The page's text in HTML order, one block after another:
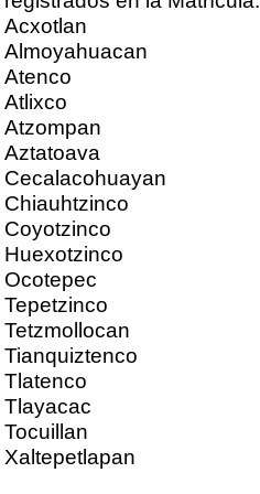
Acxotlan
Almoyahuacan
Atenco
Atlixco
Atzompan
Aztatoava
Cecalacohuayan
Chiauhtzinco
Coyotzinco
Huexotzinco
Ocotepec
Tepetzinco
Tetzmollocan
Tianquiztenco
Tlatenco
Tlayacac
Tocuillan
Xaltepetlapan